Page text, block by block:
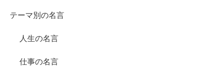
テーマ別の名言
人生の名言
仕事の名言